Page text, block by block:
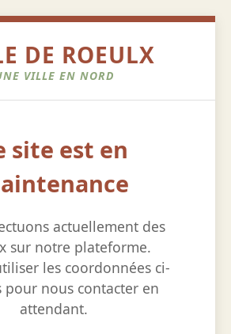
DE ROEULX
VILLE EN NORD
site est en
actuellement des
sur notre plateforme.
les coordonnées ci-
pour nous contacter en
attendant.